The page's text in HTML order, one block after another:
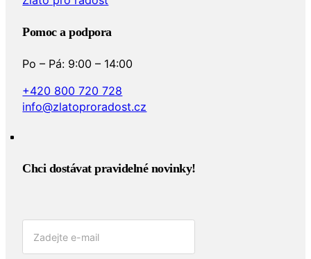
Pomoc a podpora
Po – Pá: 9:00 – 14:00
+420 800 720 728
info@zlatoproradost.cz
Chci dostávat pravidelné novinky!​